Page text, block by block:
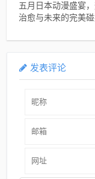
五月日本动漫盛宴，
治愈与未来的完美
发表评论